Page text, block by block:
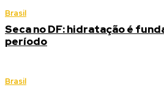
Brasil
Seca no DF: hidratação é
período
Brasil